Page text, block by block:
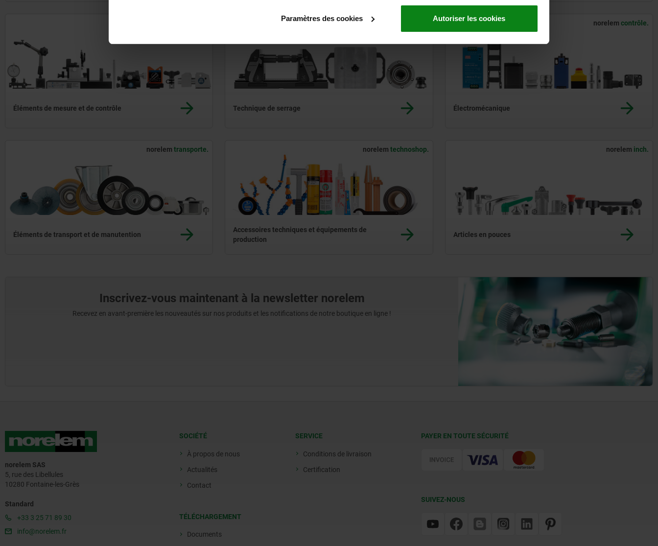
Paramètres des cookies Autoriser les cookies
Éléments de mesure et de contrôle Technique de serrage
norelem contrôle.
Électromécanique
norelemtransporte.
Éléments de transport et de manutention
norelem technoshop.
Accessoires techniques et équipements de
production
norelem inch.
Articles en pouces
Inscrivez-vous maintenant à la newsletter norelem
Recevez en avant-première les nouveautés sur nos produits et les notifications de notre boutique en ligne !
norelem SAS
5, rue des Libellules
10280 Fontaine-les-Grès
Standard
+33 3 25 71 89 30
info@norelem.fr
SOCIÉTÉ
À propos de nous
Actualités
Contact
TÉLÉCHARGEMENT
Documents
SERVICE
Conditions de livraison
Certification
PAYER EN TOUTE SÉCURITÉ
SUIVEZ-NOUS